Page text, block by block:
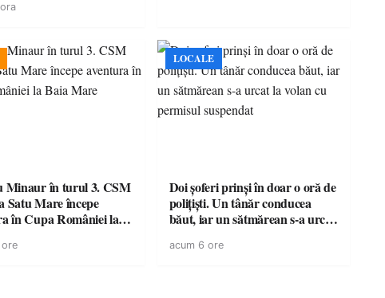
Minaur în turul 3. CSM
Satu Mare începe
în Cupa României la
LOCALE
Doi șoferi prinși în doar o oră de
polițiști. Un tânăr conducea
băut, iar un sătmărean s-a urcat
acum 6 ore